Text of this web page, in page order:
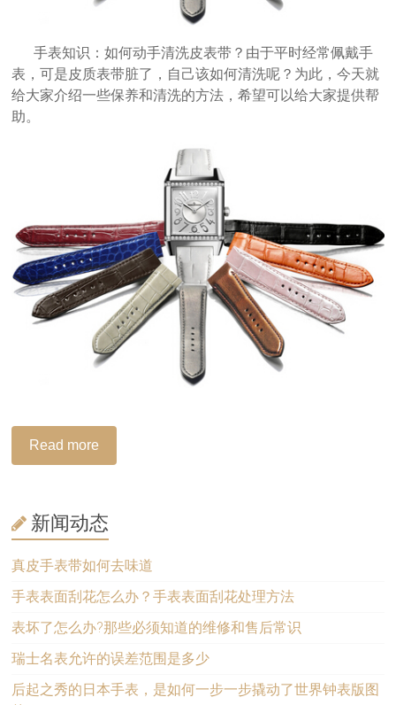
手表知识：如何动手清洗皮表带？由于平时经常佩戴手
表，可是皮质表带脏了，自己该如何清洗呢？为此，今天就
给大家介绍一些保养和清洗的方法，希望可以给大家提供帮
助。
Read more
新闻动态
真皮手表带如何去味道
手表表面刮花怎么办？手表表面刮花处理方法
表坏了怎么办?那些必须知道的维修和售后常识
瑞士名表允许的误差范围是多少
后起之秀的日本手表，是如何一步一步撬动了世界钟表版图